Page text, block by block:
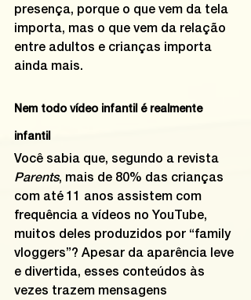
presença, porque o que vem da tela
importa, mas o que vem da relação
entre adultos e crianças importa
ainda mais.
Nem todo vídeo infantil é realmente
infantil
Você sabia que, segundo a revista
Parents, mais de 80% das crianças
com até 11 anos assistem com
frequência a vídeos no YouTube,
muitos deles produzidos por “family
vloggers”? Apesar da aparência leve
e divertida, esses conteúdos às
vezes trazem mensagens